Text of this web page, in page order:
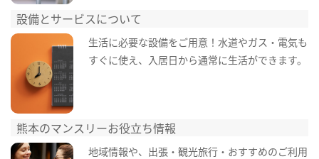
設備とサービスについて
生活に必要な設備をご用意！水道やガス・電気も
すぐに使え、入居日から通常に生活ができます。
熊本のマンスリーお役立ち情報
地域情報や、出張・観光旅行・おすすめのご利用